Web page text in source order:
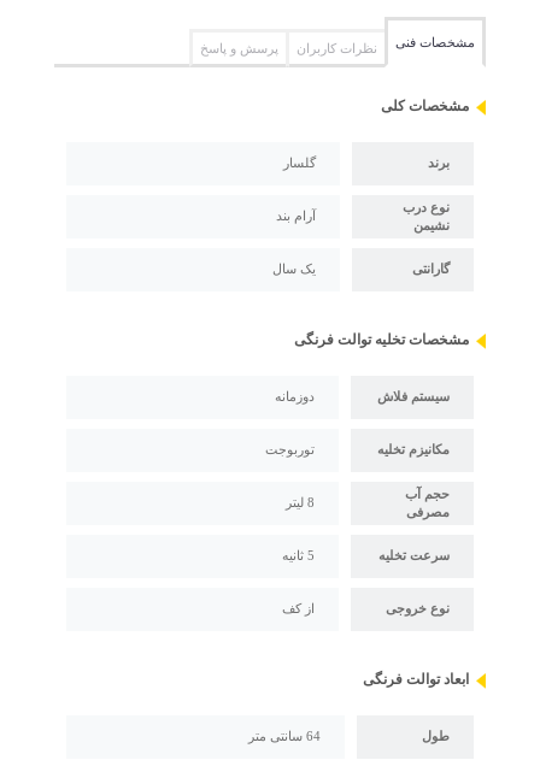
مشخصات فنی نظرات کاربران پرسش و پاسخ
مشخصات کلی
برند گلسار
نوع درب
نشیمن
آرام بند
گارانتی یک سال
مشخصات تخلیه توالت فرنگی
سیستم فلاش دوزمانه
مکانیزم تخلیه توربوجت
حجم آب
مصرفی
8 لیتر
سرعت تخلیه 5 ثانیه
نوع خروجی از کف
ابعاد توالت فرنگی
طول 64 سانتی متر